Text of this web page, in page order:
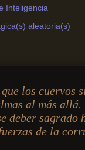
Inteligencia
aleatoria(s)
los cuervos
al más
deber sagrado
de la